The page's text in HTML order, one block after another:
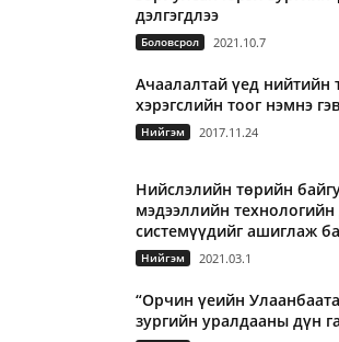
дэлгэгдлээ
Боловсрол 2021.10.7
Ачаалалтай үед нийтийн
хэрэгслийн тоог нэмнэ гэв
Нийгэм 2017.11.24
Нийслэлийн төрийн
мэдээллийн
системүүдийг ашиглаж
Нийгэм 2021.03.1
“Орчин үеийн
зургийн уралдааны дүн